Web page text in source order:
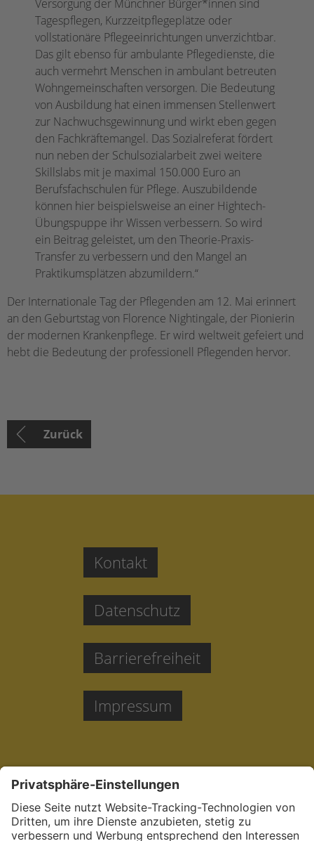
Versorgung der Münchner Bürger*innen sind
Tagespflegen, Kurzzeitpflegeplätze oder
vollstationäre Pflegeeinrichtungen unverzichtbar.
Das gilt ebenso für ambulante Pflegedienste, die
auch vermehrt Menschen in ambulant betreuten
Wohngemeinschaften versorgen. Die Bedeutung
von Ausbildung hat einen immensen Stellenwert
zur Nachwuchsgewinnung und wirkt eben gegen
den Fachkräftemangel. Das Sozialreferat fördert
nun neben der Schulsozialarbeit zwei weitere
Skillslabs mit je maximal 150.000 Euro an
Berufsfachschulen für Pflege. Auszubildende
können hier beispielsweise an einer Hightech-
Übungspuppe ihr Wissen verbessern. So wird
ein Beitrag geleistet, um den Theorie-Praxis-
Transfer zu verbessern und den Mangel an
Praktikumsplätzen abzumildern.“
Der Internationale Tag der Pflegenden am 12. Mai erinnert
an den Geburtstag von Florence Nightingale, der Pionierin
der modernen Krankenpflege. Er wird weltweit gefeiert und
hebt die Bedeutung der professionell Pflegenden hervor.
Zurück
Kontakt
Datenschutz
Barrierefreiheit
Impressum
Jetzt bewerben: